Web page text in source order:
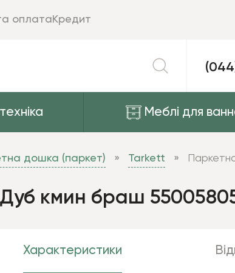
Меблі для
оплатаКредит
дошка (паркет) Tarkett
кмин браш
Характеристики